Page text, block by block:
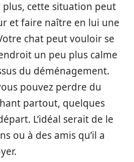
plus, cette situation peut
et faire naître en lui une
chat peut vouloir se
un peu plus calme
du déménagement.
pouvez perdre du
partout, quelques
L’idéal serait de le
ou à des amis qu’il a